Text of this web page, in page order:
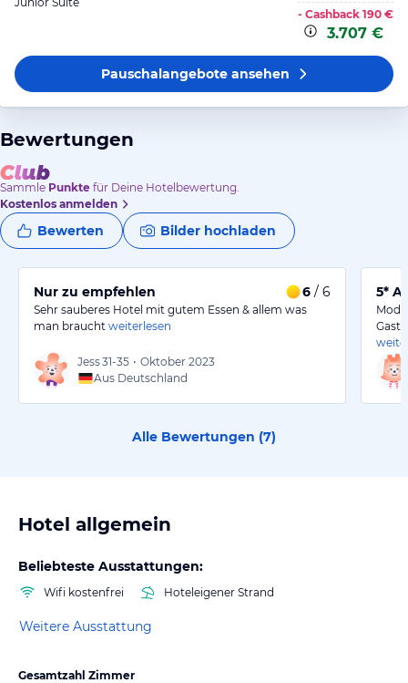
- Cashback 190 €
3.707 €
Pauschalangeboteansehen
Bewertungen
Sammle Punkte für Deine Hotelbewertung.
Kostenlos anmelden
Bewerten Bilder hochladen
Nur zu empfehlen 6 / 6
Sehr sauberes Hotel mit gutem Essen & allem was
man braucht weiterlesen
Jess31-35 • Oktober 2023
Aus Deutschland
5*
Alle Bewertungen (7)
Hotel allgemein
Beliebteste Ausstattungen:
Wifi kostenfrei Hoteleigener Strand
Weitere Ausstattung
Gesamtzahl Zimmer